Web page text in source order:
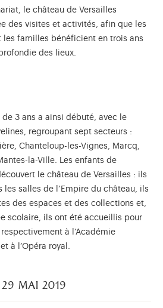
le château de Versailles
des visites et activités, afin que les
les familles bénéficient en trois ans
des lieux.
de 3 ans a ainsi débuté, avec le
regroupant sept secteurs :
Chanteloup-les-Vignes, Marcq,
la-Ville. Les enfants de
le château de Versailles : ils
les salles de l’Empire du château, ils
des espaces et des collections et,
scolaire, ils ont été accueillis pour
à l’Académie
à l’Opéra royal.
mai 2019